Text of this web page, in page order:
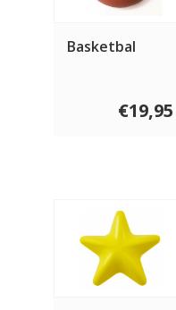
Basketbal
€19,95